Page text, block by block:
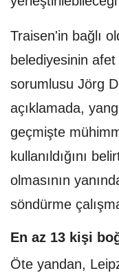
Traisen'in bağlı
belediyesinin
sorumlusu Jörg
açıklamada,
geçmişte
kullanıldığını
olmasının
söndürme
En az 13 kişi
Öte yandan,